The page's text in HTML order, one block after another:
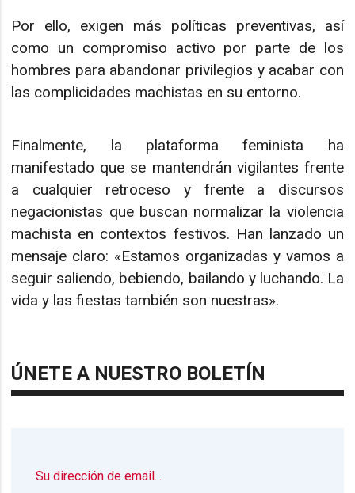
Por ello, exigen más políticas preventivas, así
como un compromiso activo por parte de los
hombres para abandonar privilegios y acabar con
las complicidades machistas en su entorno.
Finalmente, la plataforma feminista ha
manifestado que se mantendrán vigilantes frente
a cualquier retroceso y frente a discursos
negacionistas que buscan normalizar la violencia
machista en contextos festivos. Han lanzado un
mensaje claro: «Estamos organizadas y vamos a
seguir saliendo, bebiendo, bailando y luchando. La
vida y las fiestas también son nuestras».
ÚNETE A NUESTRO BOLETÍN